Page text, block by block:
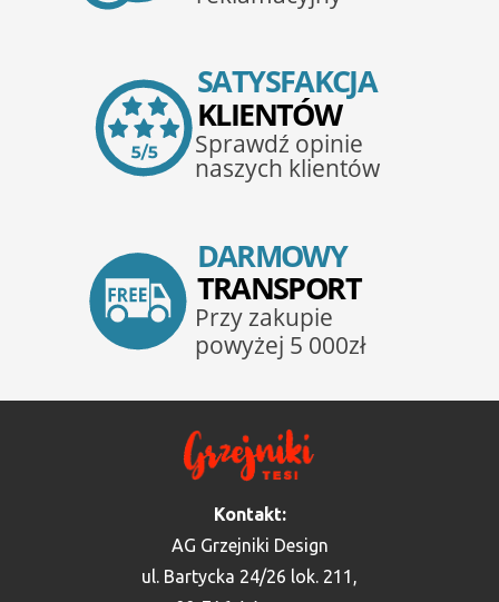
Kontakt:
AG Grzejniki Design
ul. Bartycka 24/26 lok. 211,